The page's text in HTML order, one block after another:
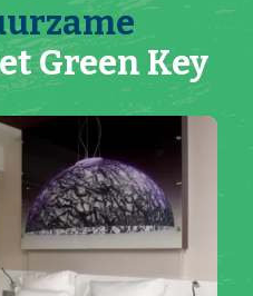
Green Key